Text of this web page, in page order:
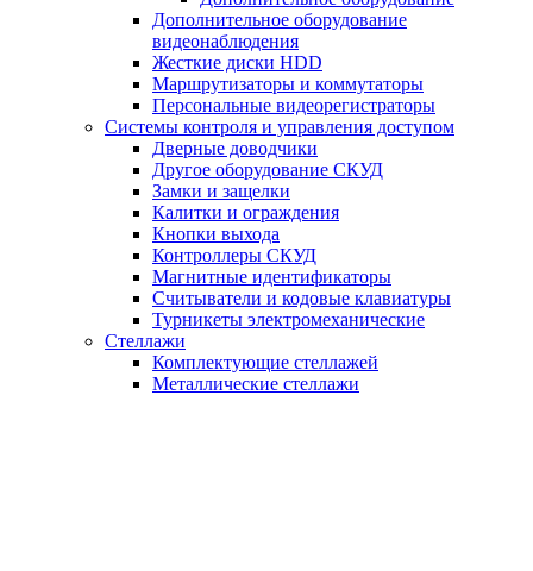
Дополнительное оборудование
видеонаблюдения
Жесткие диски HDD
Маршрутизаторы и коммутаторы
Персональные видеорегистраторы
Системы контроля и управления доступом
Дверные доводчики
Другое оборудование СКУД
Замки и защелки
Калитки и ограждения
Кнопки выхода
Контроллеры СКУД
Магнитные идентификаторы
Считыватели и кодовые клавиатуры
Турникеты электромеханические
Стеллажи
Комплектующие стеллажей
Металлические стеллажи